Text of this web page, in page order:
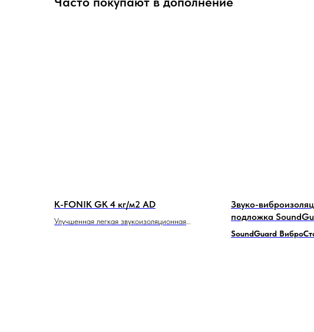
K-FONIK GK 4 кг/м2 AD
Улучшенная легкая звукоизоляционная
Звуко-
подложка
6
SoundGuard